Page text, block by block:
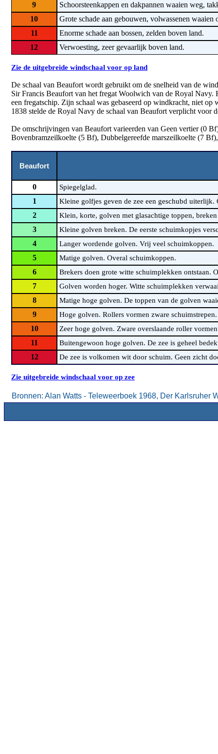
9
Schoorsteenkappen en dakpannen waaien weg,
10
Grote schade aan gebouwen, volwassenen
11
Enorme schade aan bossen, zelden boven land.
12
Verwoesting, zeer gevaarlijk boven land.
Zie de uitgebreide windschaal voor op land
De schaal van Beaufort wordt gebruikt om de snelheid van de
Sir Francis Beaufort van het fregat Woolwich van de Royal
een fregatschip. Zijn schaal was gebaseerd op windkracht, niet
1838 stelde de Royal Navy de schaal van Beaufort verplicht voor
De omschrijvingen van Beaufort varieerden van Geen vertier (0
Bovenbramzeilkoelte (5 Bf), Dubbelgereefde marszeilkoelte (7
Beaufort
0 Spiegelglad.
1 Kleine golfjes geven de zee een geschubd uiterlijk.
2 Klein, korte, golven met glasachtige toppen,
3 Kleine golven breken. De eerste schuimkopjes
4 Langer wordende golven. Vrij veel schuimkoppen.
5 Matige golven. Overal schuimkoppen.
6 Brekers doen grote witte schuimplekken ontstaan.
7 Golven worden hoger. Witte schuimplekken
8 Matige hoge golven. De toppen van de golven
9 Hoge golven. Rollers vormen zware
10 Zeer hoge golven. Zware overslaande roller
11 Buitengewoon hoge golven. De zee is geheel
12 De zee is volkomen wit door schuim. Geen zicht
Zie uitgebreide windschaal voor op zee
Bronnen: Alan Watts - Teleweerboek 1968, Der Karlsruher